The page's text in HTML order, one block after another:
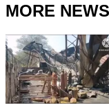
MORE NEWS